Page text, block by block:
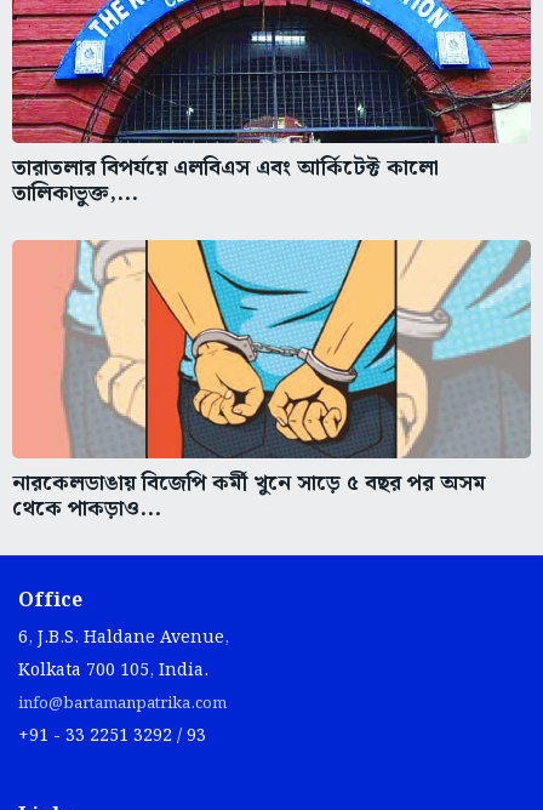
তারাতলার বিপর্যয়ে এলবিএস এবং আর্কিটেক্ট কালো
তালিকাভুক্ত,...
নারকেলডাঙায় বিজেপি কর্মী খুনে সাড়ে ৫ বছর পর অসম
থেকে পাকড়াও...
Office
6, J.B.S. Haldane Avenue,
Kolkata 700 105, India.
info@bartamanpatrika.com
+91 - 33 2251 3292 / 93